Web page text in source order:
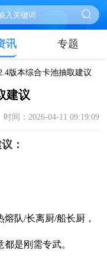
讯 专题
版本综合卡池抽取建议
建议
时间：2026-04-11 09:19:09
：
队/长离厨/船长厨，
是刚需专武。